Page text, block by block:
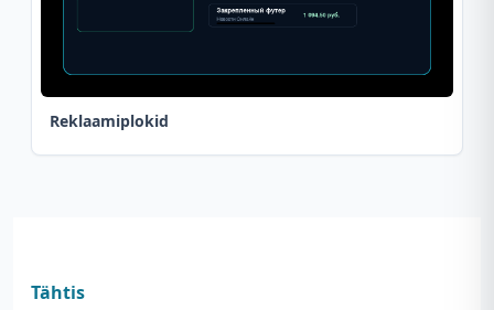
Reklaamiplokid
Tähtis